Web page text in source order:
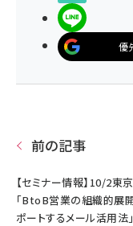
優
前の記事
【セミナー情報】10/2東
「BtoB営業の組織的展
ポートするメール活用法